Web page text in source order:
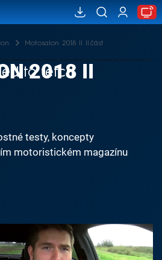
Motosalon 2018 II II.část
to fetch
2018 II
testy, koncepty
motoristickém magazínu